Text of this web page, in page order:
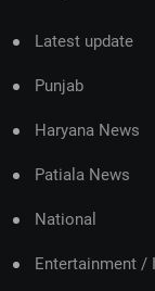
Latest update
Punjab
Haryana News
Patiala News
National
Entertainment /